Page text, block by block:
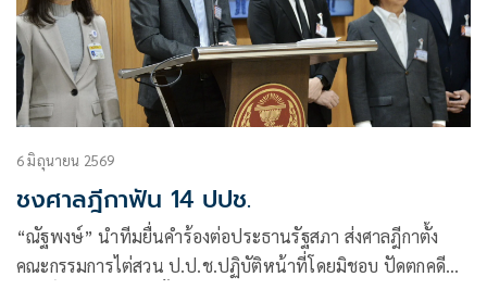
6 มิถุนายน 2569
ชงศาลฎีกาฟัน 14 ปปช.
“ณัฐพงษ์” นำทีมยื่นคำร้องต่อประธานรัฐสภา ส่งศาลฎีกาตั้ง
คณะกรรมการไต่สวน ป.ป.ช.ปฏิบัติหน้าที่โดยมิชอบ ปัดตกคดี